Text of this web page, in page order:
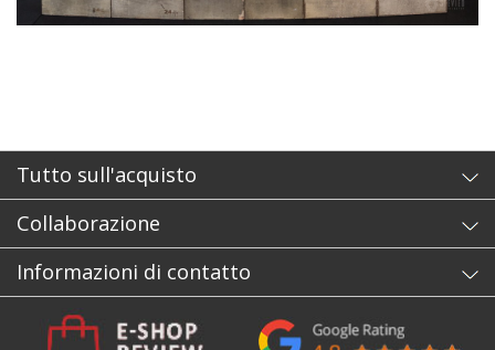
Tutto sull'acquisto
Collaborazione
Informazioni di contatto